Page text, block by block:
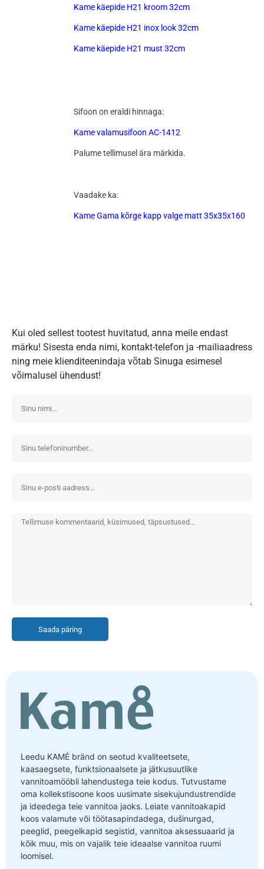
Kame käepide H21 kroom 32cm
Kame käepide H21 inox look 32cm
Kame käepide H21 must 32cm
Sifoon on eraldi hinnaga:
Kame valamusifoon AC-1412
Palume tellimusel ära märkida.
Vaadake ka:
Kame Gama kõrge kapp valge matt 35x35x160
Kui oled sellest tootest huvitatud, anna meile endast
märku! Sisesta enda nimi, kontakt-telefon ja -mailiaadress
ning meie klienditeenindaja võtab Sinuga esimesel
võimalusel ühendust!
Saada päring
Leedu KAMĖ bränd on seotud kvaliteetsete,
kaasaegsete, funktsionaalsete ja jätkusuutlike
vannitoamööbli lahendustega teie kodus. Tutvustame
oma kollekstisoone koos uusimate sisekujundustrendide
ja ideedega teie vannitoa jaoks. Leiate vannitoakapid
koos valamute või töötasapindadega, dušinurgad,
peeglid, peegelkapid segistid, vannitoa aksessuaarid ja
kõik muu, mis on vajalik teie ideaalse vannitoa ruumi
loomisel.